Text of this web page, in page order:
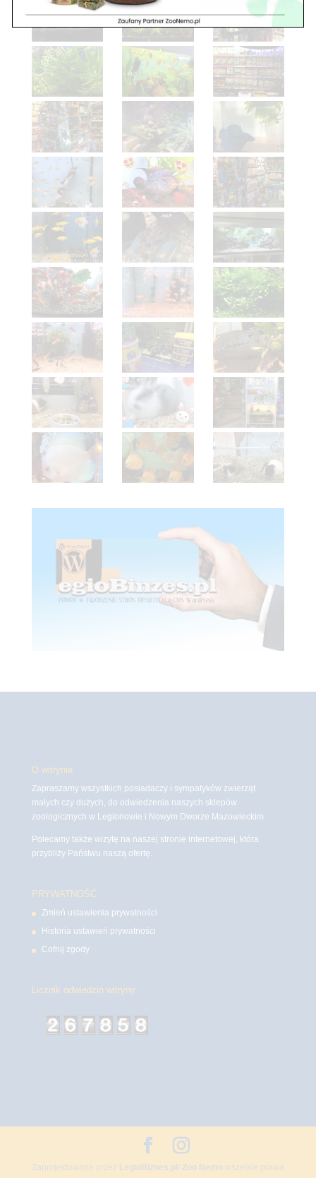
O witrynie
Zapraszamy wszystkich posiadaczy i sympatyków zwierząt
małych czy dużych, do odwiedzenia naszych sklepów
zoologicznych w Legionowie i Nowym Dworze Mazowieckim
Polecamy także wizytę na naszej stronie internetowej, która
przybliży Państwu naszą ofertę.
PRYWATNOŚĆ
Zmień ustawienia prywatności
Historia ustawień prywatności
Cofnij zgody
Licznik odwiedzin witryny
Zaprojektowane przez LegioBiznes.pl/ Zoo Nemowszelkie prawa